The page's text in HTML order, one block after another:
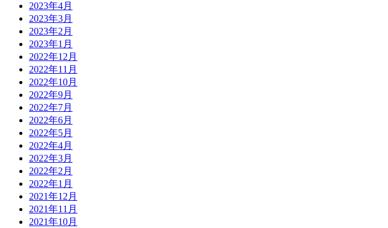
2023年4月
2023年3月
2023年2月
2023年1月
2022年12月
2022年11月
2022年10月
2022年9月
2022年7月
2022年6月
2022年5月
2022年4月
2022年3月
2022年2月
2022年1月
2021年12月
2021年11月
2021年10月